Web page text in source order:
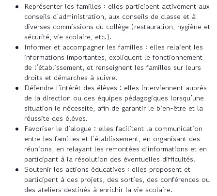
Représenter les familles : elles participent activement aux
conseils d’administration, aux conseils de classe et à
diverses commissions du collège (restauration, hygiène et
sécurité, vie scolaire, etc.).
Informer et accompagner les familles : elles relaient les
informations importantes, expliquent le fonctionnement
de l’établissement, et renseignent les familles sur leurs
droits et démarches à suivre.
Défendre l’intérêt des élèves : elles interviennent auprès
de la direction ou des équipes pédagogiques lorsqu’une
situation le nécessite, afin de garantir le bien-être et la
réussite des élèves.
Favoriser le dialogue : elles facilitent la communication
entre les familles et l’établissement, en organisant des
réunions, en relayant les remontées d’informations et en
participant à la résolution des éventuelles difficultés.
Soutenir les actions éducatives : elles proposent et
participent à des projets, des sorties, des conférences ou
des ateliers destinés à enrichir la vie scolaire.